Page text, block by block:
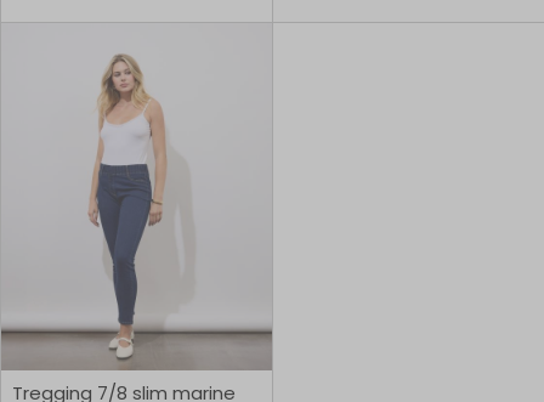
Tregging 7/8 slim marine